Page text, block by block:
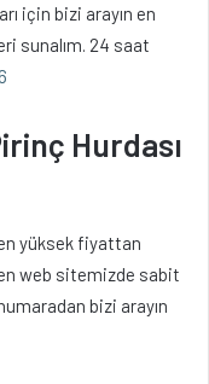
için bizi arayın en
sunalım. 24 saat
Hurdası
yüksek fiyattan
web sitemizde sabit
bizi arayın